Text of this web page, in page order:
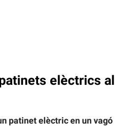
elèctrics al
patinet elèctric en un vagó